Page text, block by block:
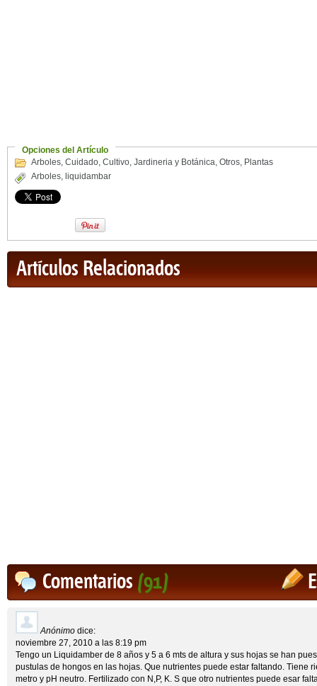
Opciones del Artículo
Arboles, Cuidado, Cultivo, Jardineria y Botánica, Otros, Plantas
Arboles, liquidambar
Artículos Relacionados
Comentarios(91)
Anónimo dice:
noviembre 27, 2010 a las 8:19 pm
Tengo un Liquidamber de 8 años y 5 a 6 mts de altura y sus hojas se han
pustulas de hongos en las hojas. Que nutrientes puede estar faltando. Tiene
metro y pH neutro. Fertilizado con N,P, K. S que otro nutrientes puede esar